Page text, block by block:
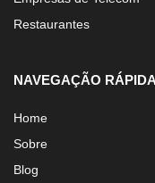
Empresas de T.I
Empresas de Telecom
NAVEGAÇÃO RÁPIDA
Home
Sobre